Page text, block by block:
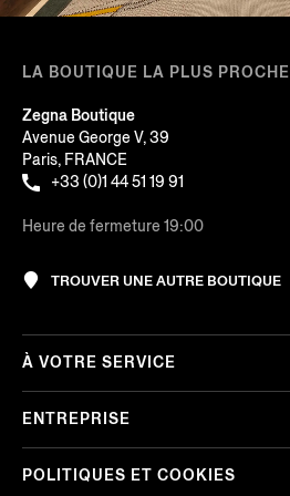
LA BOUTIQUE LA PLUS PROCHE
Zegna Boutique
Avenue George V, 39
Paris, FRANCE
+33 (0)1 44 51 19 91
Heure de fermeture 19:00
TROUVER UNE AUTRE BOUTIQUE
À VOTRE SERVICE
ENTREPRISE
POLITIQUES ET COOKIES